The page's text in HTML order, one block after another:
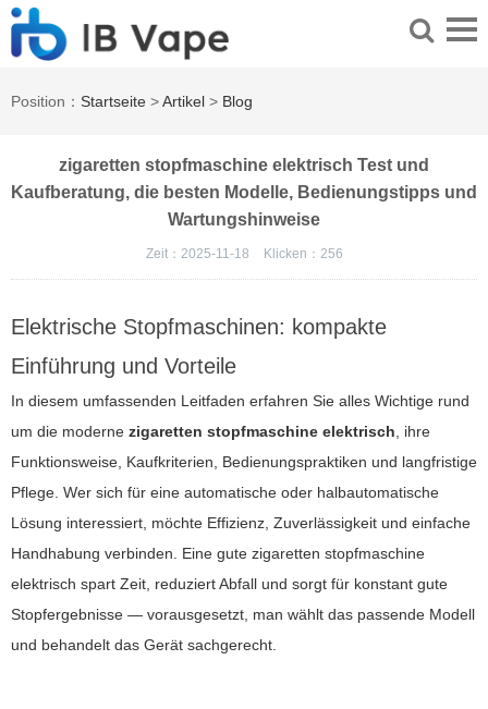
Position： Startseite >Artikel > Blog
zigaretten stopfmaschine elektrisch Test und
Kaufberatung, die besten Modelle, Bedienungstipps und
Wartungshinweise
Zeit：2025-11-18 Klicken： 256
Elektrische Stopfmaschinen: kompakte
Einführung und Vorteile
In diesem umfassenden Leitfaden erfahren Sie alles Wichtige rund
um die moderne zigaretten stopfmaschine elektrisch, ihre
Funktionsweise, Kaufkriterien, Bedienungspraktiken und langfristige
Pflege. Wer sich für eine automatische oder halbautomatische
Lösung interessiert, möchte Effizienz, Zuverlässigkeit und einfache
Handhabung verbinden. Eine gute zigaretten stopfmaschine
elektrisch spart Zeit, reduziert Abfall und sorgt für konstant gute
Stopfergebnisse — vorausgesetzt, man wählt das passende Modell
und behandelt das Gerät sachgerecht.